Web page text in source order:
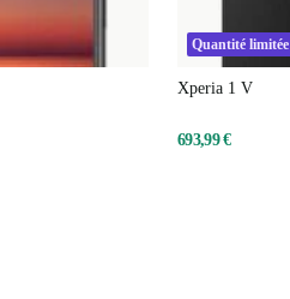
Quantité limitée
Xperia 1 V
693,99 €